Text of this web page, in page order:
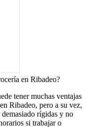
en Ribadeo?
tener muchas ventajas
Ribadeo, pero a su vez,
demasiado rígidas y no
si trabajar o